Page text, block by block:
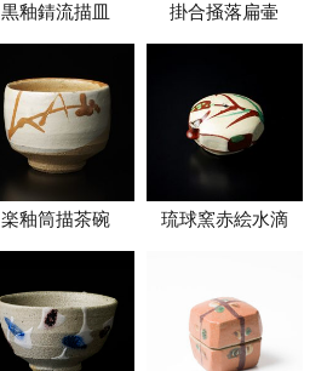
黒釉錆流描皿 掛合掻落扁壷
楽釉筒描茶碗 琉球窯赤絵水滴